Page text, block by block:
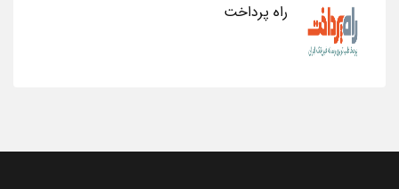
راه پرداخت